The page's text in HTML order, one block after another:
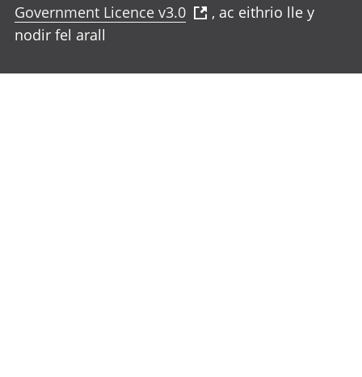
Government Licence v3.0
, ac eithrio lle y
nodir fel arall